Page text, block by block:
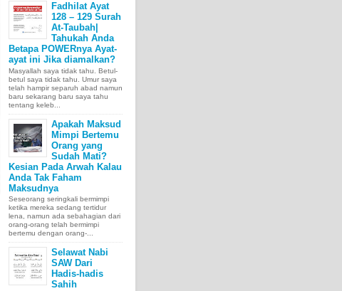
Fadhilat Ayat
128 – 129 Surah
At-Taubah|
Tahukah Anda
Betapa POWERnya Ayat-
ayat ini Jika diamalkan?
Masyallah saya tidak tahu. Betul-
betul saya tidak tahu. Umur saya
telah hampir separuh abad namun
baru sekarang baru saya tahu
tentang keleb...
Apakah Maksud
Mimpi Bertemu
Orang yang
Sudah Mati?
Kesian Pada Arwah Kalau
Anda Tak Faham
Maksudnya
Seseorang seringkali bermimpi
ketika mereka sedang tertidur
lena, namun ada sebahagian dari
orang-orang telah bermimpi
bertemu dengan orang-...
Selawat Nabi
SAW Dari
Hadis-hadis
Sahih